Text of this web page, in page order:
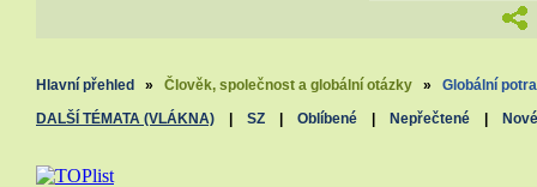
Hlavní přehled » Člověk, společnost a globální otázky » Globální
DALŠÍ TÉMATA (VLÁKNA)
SZ Oblíbené Nepřečtené Nové